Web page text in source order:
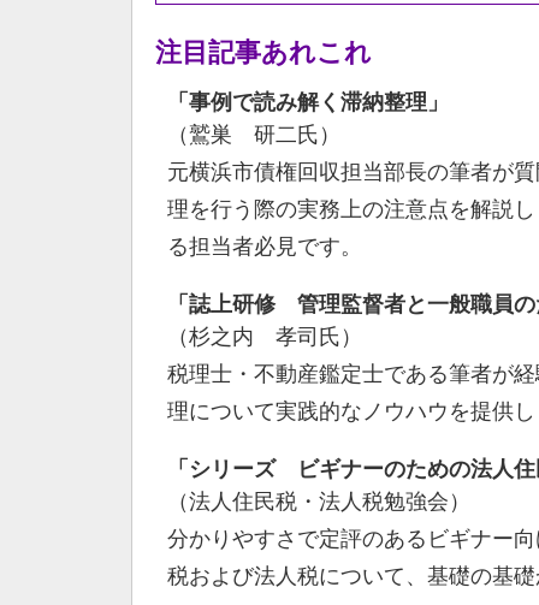
注目記事あれこれ
「事例で読み解く滞納整理」
（鷲巣 研二氏）
元横浜市債権回収担当部長の筆者が
理を行う際の実務上の注意点を解説
る担当者必見です。
「誌上研修 管理監督者と一般職員
（杉之内 孝司氏）
税理士・不動産鑑定士である筆者が
理について実践的なノウハウを提供
「シリーズ ビギナーのための法人
（法人住民税・法人税勉強会）
分かりやすさで定評のあるビギナー
税および法人税について、基礎の基